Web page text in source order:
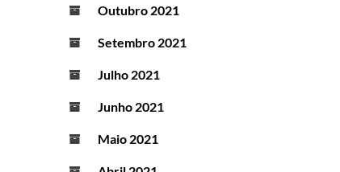
Outubro 2021
Setembro 2021
Julho 2021
Junho 2021
Maio 2021